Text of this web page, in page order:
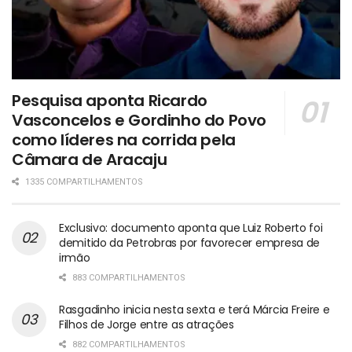
Pesquisa aponta Ricardo
Vasconcelos e Gordinho do Povo
como líderes na corrida pela
Câmara de Aracaju
1335 COMPARTILHAMENTOS
Exclusivo: documento aponta que Luiz Roberto foi
demitido da Petrobras por favorecer empresa de
irmão
883 COMPARTILHAMENTOS
Rasgadinho inicia nesta sexta e terá Márcia Freire e
Filhos de Jorge entre as atrações
882 COMPARTILHAMENTOS